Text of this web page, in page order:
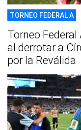
TORNEO FEDERAL A
Torneo Federal
al derrotar a
por la Reválida